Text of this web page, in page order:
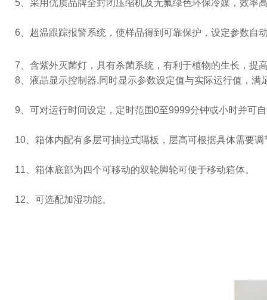
5 、采用优质品牌全封闭压缩机及无氟绿色环保冷媒，效
6 、超温跟踪报警系统，使样品得到可靠保护，设定参数自
7 、含紫外灭菌灯，具有杀菌系统，有利于植物的生长，提
8 、液晶显示控制器,同时显示参数设定值与实际运行值，满
9 、可对运行时间设定，定时范围0至9999分钟或小时并可
10、箱体内配有多层可抽拉式隔板，层高可根据具体需要调
11、箱体底部为四个可移动的双轮脚轮可便于移动箱体。
12、可选配加湿功能。